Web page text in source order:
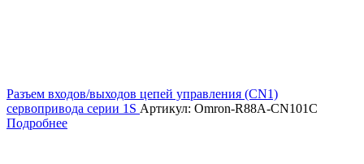
Разъем входов/выходов цепей управления (CN1)
сервопривода серии 1S Артикул: Omron-R88A-CN101C
Подробнее